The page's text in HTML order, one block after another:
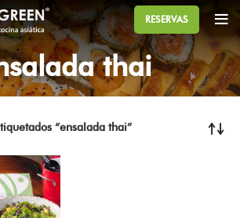
RESERVAS
thai
“ensalada thai”